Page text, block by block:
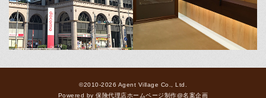
©2010-2026 Agent Village Co., Ltd.
Powered by保険代理店ホームページ制作@名案企画